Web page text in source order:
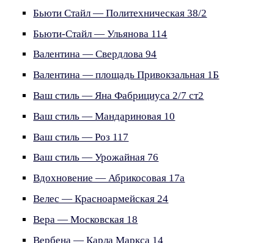
Бьюти Стайл — Политехническая 38/2
Бьюти-Стайл — Ульянова 114
Валентина — Свердлова 94
Валентина — площадь Привокзальная 1Б
Ваш стиль — Яна Фабрициуса 2/7 ст2
Ваш стиль — Мандариновая 10
Ваш стиль — Роз 117
Ваш стиль — Урожайная 76
Вдохновение — Абрикосовая 17а
Велес — Красноармейская 24
Вера — Московская 18
Вербена — Карла Маркса 14